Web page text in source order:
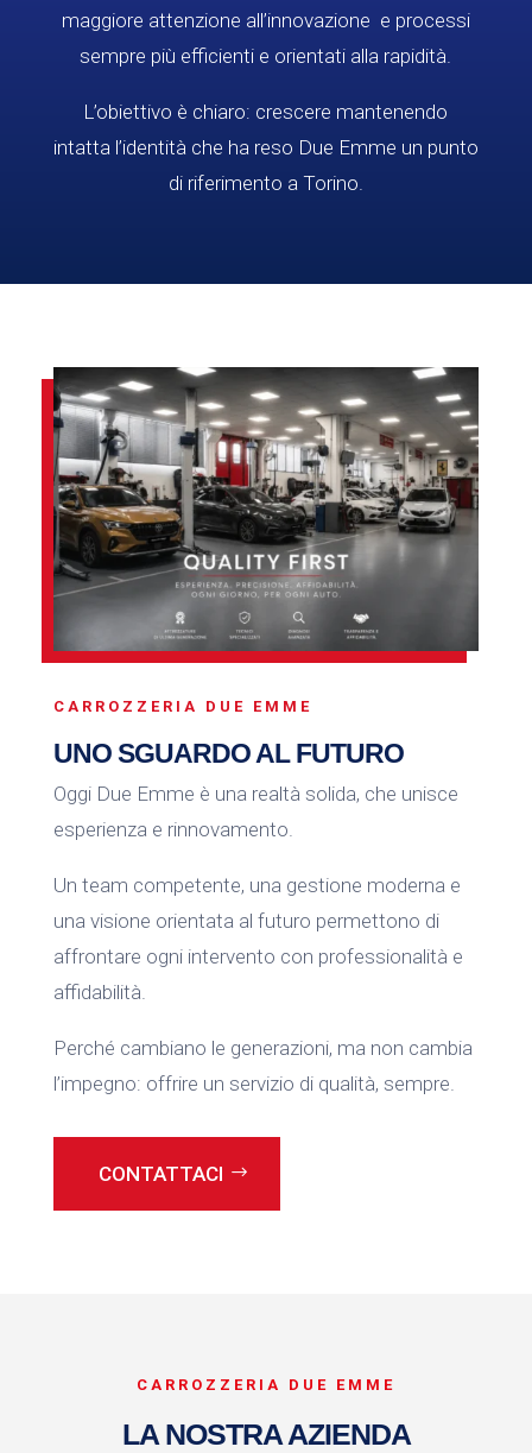
maggiore attenzione all’innovazione e processi
sempre più efficienti e orientati alla rapidità.
L’obiettivo è chiaro: crescere mantenendo
intatta l’identità che ha reso Due Emme un punto
di riferimento a Torino.
CARROZZERIA DUE EMME
UNO SGUARDO AL FUTURO
Oggi Due Emme è una realtà solida, che unisce
esperienza e rinnovamento.
Un team competente, una gestione moderna e
una visione orientata al futuro permettono di
affrontare ogni intervento con professionalità e
affidabilità.
Perché cambiano le generazioni, ma non cambia
l’impegno: offrire un servizio di qualità, sempre.
CONTATTACI
CARROZZERIA DUE EMME
LA NOSTRA AZIENDA